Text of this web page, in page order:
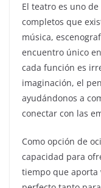
El teatro es uno
completos que
música,
encuentro único
cada función es
imaginación, el
ayudándonos a
conectar con las
Como opción de
capacidad para
tiempo que aporta